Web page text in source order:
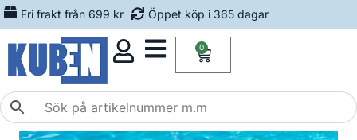
Fri frakt från 699 kr Öppet köp i 365 dagar
0